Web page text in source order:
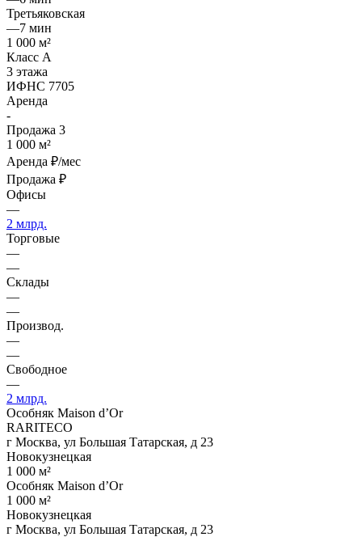
Третьяковская
—7 мин
1 000 м²
Класс A
3 этажа
ИФНС 7705
Аренда
-
Продажа 3
1 000 м²
Аренда ₽/мес
Продажа ₽
Офисы
—
2 млрд.
Торговые
—
—
Склады
—
—
Производ.
—
—
Свободное
—
2 млрд.
Особняк Maison d’Or
RARITECO
г Москва, ул Большая Татарская, д 23
Новокузнецкая
1 000 м²
Особняк Maison d’Or
1 000 м²
Новокузнецкая
г Москва, ул Большая Татарская, д 23